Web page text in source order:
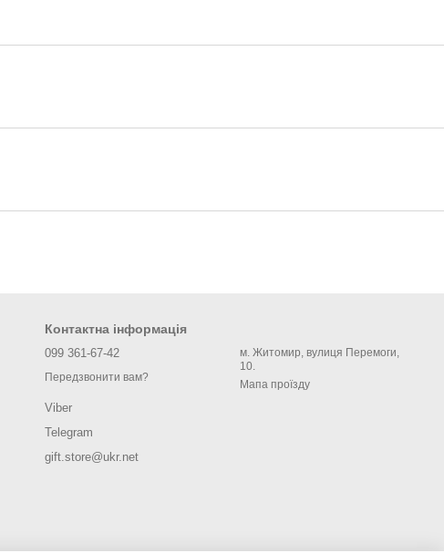
Контактна інформація
099 361-67-42
Передзвонити вам?
Viber
Telegram
gift.store@ukr.net
м. Житомир, вулиця Перемоги,
10.
Мапа проїзду